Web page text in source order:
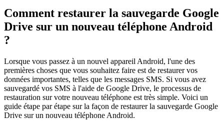
Comment restaurer la sauvegarde Google
Drive sur un nouveau téléphone Android
?
Lorsque vous passez à un nouvel appareil Android, l'une des
premières choses que vous souhaitez faire est de restaurer vos
données importantes, telles que les messages SMS. Si vous avez
sauvegardé vos SMS à l'aide de Google Drive, le processus de
restauration sur votre nouveau téléphone est très simple. Voici un
guide étape par étape sur la façon de restaurer la sauvegarde Google
Drive sur un nouveau téléphone Android.